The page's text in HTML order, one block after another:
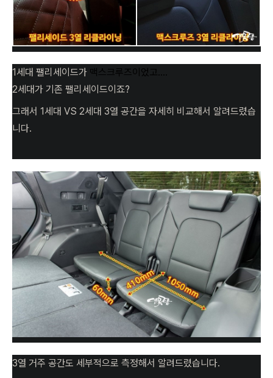
1세대 팰리세이드가 맥스크루즈이었고....
2세대가 기존 팰리세이드이죠?
그래서 1세대 VS 2세대 3열 공간을 자세히 비교해서 알려드렸습
니다.
3열 거주 공간도 세부적으로 측정해서 알려드렸습니다.